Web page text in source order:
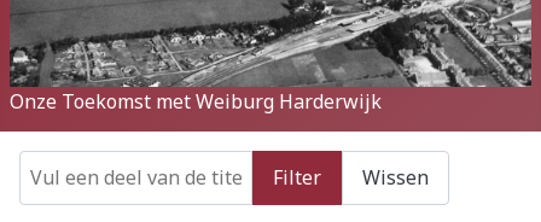
Onze Toekomst met Weiburg Harderwijk
Vul een deel van de titel in
Filter Wissen